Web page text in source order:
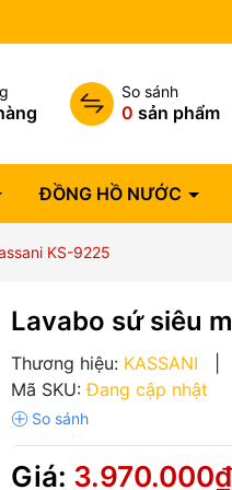
So sánh
0 sản phẩm
ĐỒNG HỒ NƯỚC
KS-9225
Lavabo sứ siêu
Thương hiệu: KASSANI
Mã SKU: Đang cập nhật
Giá: 3.970.000₫